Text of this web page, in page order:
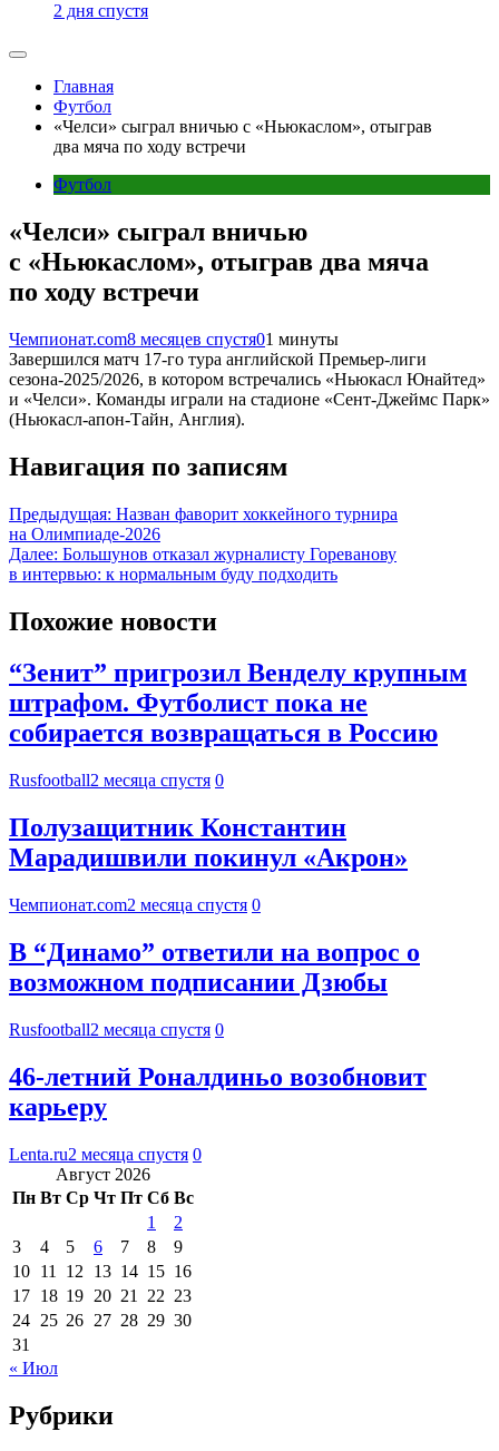
2 дня спустя
Главная
Футбол
«Челси» сыграл вничью с «Ньюкаслом», отыграв
два мяча по ходу встречи
Футбол
«Челси» сыграл вничью
с «Ньюкаслом», отыграв два мяча
по ходу встречи
Чемпионат.com8 месяцев спустя01 минуты
Завершился матч 17-го тура английской Премьер-лиги
сезона-2025/2026, в котором встречались «Ньюкасл Юнайтед»
и «Челси». Команды играли на стадионе «Сент-Джеймс Парк»
(Ньюкасл-апон-Тайн, Англия).
Навигация по записям
Предыдущая: Назван фаворит хоккейного турнира
на Олимпиаде-2026
Далее: Большунов отказал журналисту Гореванову
в интервью: к нормальным буду подходить
Похожие новости
“Зенит” пригрозил Венделу крупным
штрафом. Футболист пока не
собирается возвращаться в Россию
Rusfootball2 месяца спустя 0
Полузащитник Константин
Марадишвили покинул «Акрон»
Чемпионат.com2 месяца спустя 0
В “Динамо” ответили на вопрос о
возможном подписании Дзюбы
Rusfootball2 месяца спустя 0
46-летний Роналдиньо возобновит
карьеру
Lenta.ru2 месяца спустя 0
Август 2026
Пн Вт Ср Чт Пт Сб Вс
1
2
3
4 5 6 7 8
9
10 11 12 13 14 15 16
17 18 19 20 21 22 23
24 25 26 27 28 29 30
31
« Июл
Рубрики